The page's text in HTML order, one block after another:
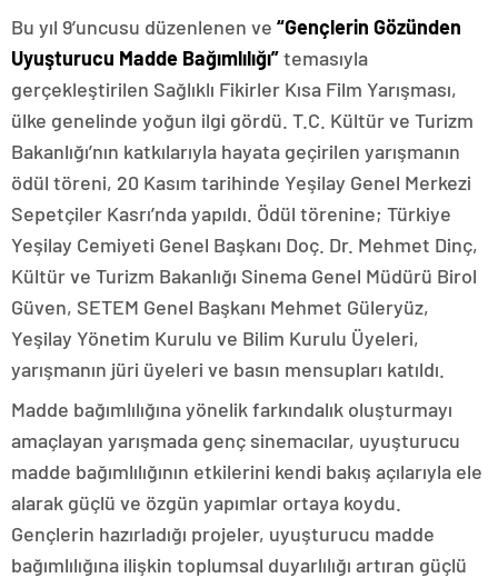
Bu yıl 9’uncusu düzenlenen ve “Gençlerin Gözünden
Uyuşturucu Madde Bağımlılığı”temasıyla
gerçekleştirilen Sağlıklı Fikirler Kısa Film Yarışması,
ülke genelinde yoğun ilgi gördü. T.C. Kültür ve Turizm
Bakanlığı’nın katkılarıyla hayata geçirilen yarışmanın
ödül töreni, 20 Kasım tarihinde Yeşilay Genel Merkezi
Sepetçiler Kasrı’nda yapıldı. Ödül törenine; Türkiye
Yeşilay Cemiyeti Genel Başkanı Doç. Dr. Mehmet Dinç,
Kültür ve Turizm Bakanlığı Sinema Genel Müdürü Birol
Güven, SETEM Genel Başkanı Mehmet Güleryüz,
Yeşilay Yönetim Kurulu ve Bilim Kurulu Üyeleri,
yarışmanın jüri üyeleri ve basın mensupları katıldı.
Madde bağımlılığına yönelik farkındalık oluşturmayı
amaçlayan yarışmada genç sinemacılar, uyuşturucu
madde bağımlılığının etkilerini kendi bakış açılarıyla ele
alarak güçlü ve özgün yapımlar ortaya koydu.
Gençlerin hazırladığı projeler, uyuşturucu madde
bağımlılığına ilişkin toplumsal duyarlılığı artıran güçlü